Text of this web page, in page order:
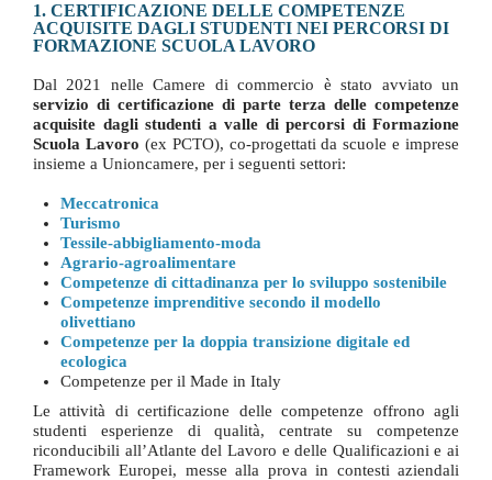
1. CERTIFICAZIONE DELLE COMPETENZE
ACQUISITE DAGLI STUDENTI NEI PERCORSI DI
FORMAZIONE SCUOLA LAVORO
Dal 2021 nelle Camere di commercio è stato avviato un
servizio di certificazione di parte terza delle competenze
acquisite dagli studenti a valle di percorsi di Formazione
Scuola Lavoro (ex PCTO), co-progettati da scuole e imprese
insieme a Unioncamere, per i seguenti settori:
Meccatronica
Turismo
Tessile-abbigliamento-moda
Agrario-agroalimentare
Competenze di cittadinanza per lo sviluppo sostenibile
Competenze imprenditive secondo il modello
olivettiano
Competenze per la doppia transizione digitale ed
ecologica
Competenze per il Made in Italy
Le attività di certificazione delle competenze offrono agli
studenti esperienze di qualità, centrate su competenze
riconducibili all’Atlante del Lavoro e delle Qualificazioni e ai
Framework Europei, messe alla prova in contesti aziendali